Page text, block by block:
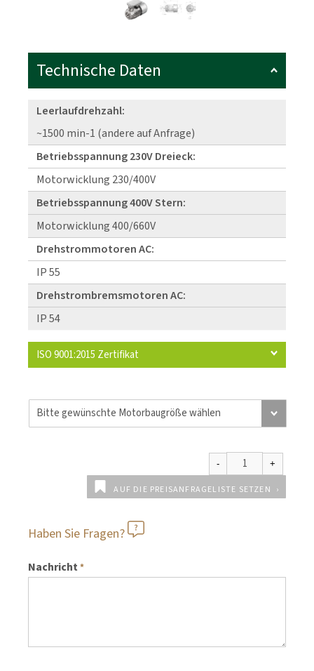
Technische Daten
Leerlaufdrehzahl:
~1500 min-1 (andere auf Anfrage)
Betriebsspannung 230V Dreieck:
Motorwicklung 230/400V
Betriebsspannung 400V Stern:
Motorwicklung 400/660V
Drehstrommotoren AC:
IP 55
Drehstrombremsmotoren AC:
IP 54
ISO 9001:2015 Zertifikat
AUF DIE PREISANFRAGELISTE SETZEN
Haben Sie Fragen?
Nachricht*